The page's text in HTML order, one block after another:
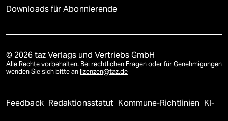
Downloads für Abonnierende
© 2026 taz Verlags und Vertriebs GmbH
Alle Rechte vorbehalten. Bei rechtlichen Fragen oder für Genehmigungen
wenden Sie sich bitte an lizenzen@taz.de
Feedback Redaktionsstatut Kommune-Richtlinien KI-